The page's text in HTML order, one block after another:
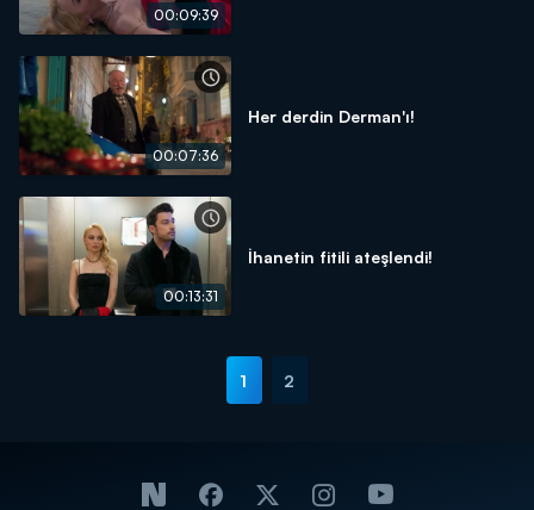
00:09:39
00:07:36
Her derdin Derman'ı!
00:13:31
İhanetin fitili ateşlendi!
1 2